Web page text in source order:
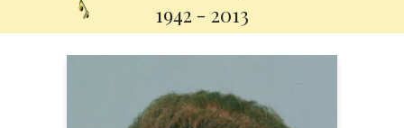
1942 - 2013